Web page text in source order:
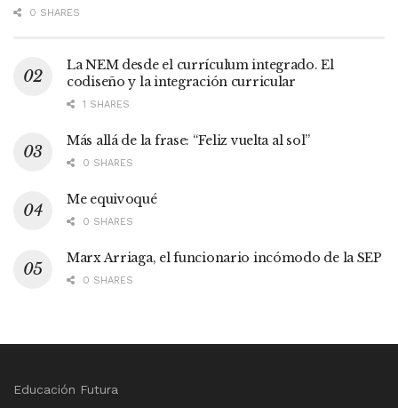
0 SHARES
La NEM desde el currículum integrado. El
codiseño y la integración curricular
1 SHARES
Más allá de la frase: “Feliz vuelta al sol”
0 SHARES
Me equivoqué
0 SHARES
Marx Arriaga, el funcionario incómodo de la SEP
0 SHARES
Educación Futura